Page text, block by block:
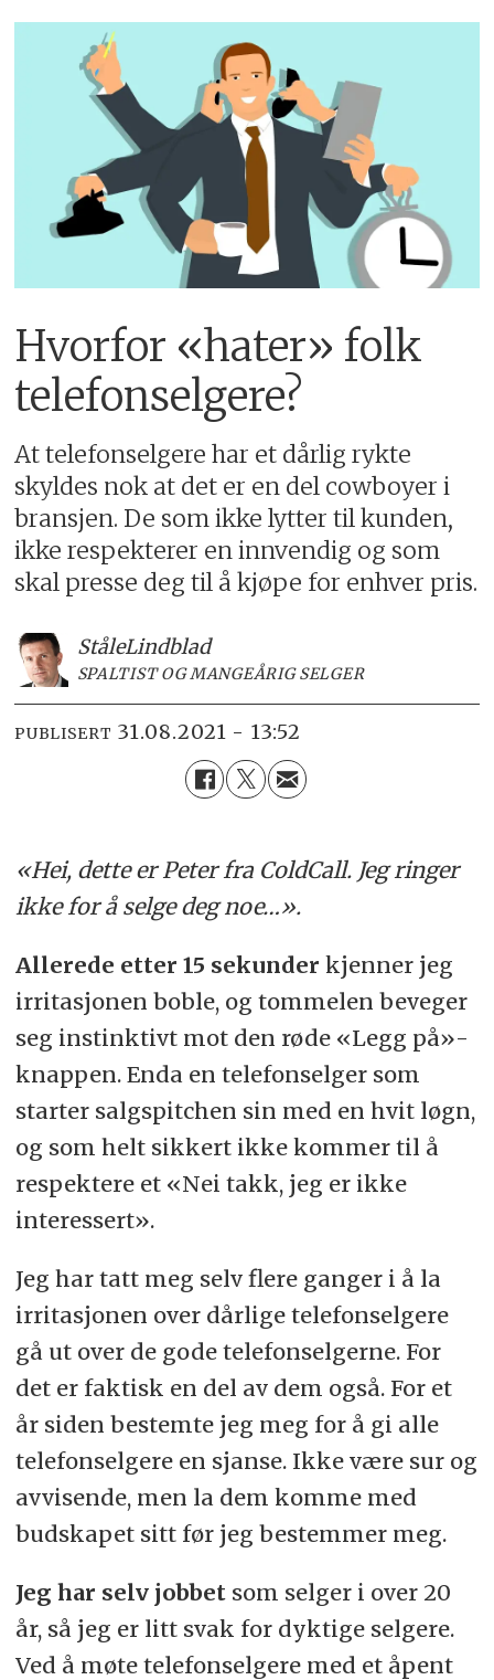
Hvorfor «hater» folk
telefonselgere?
At telefonselgere har et dårlig rykte
skyldes nok at det er en del cowboyer i
bransjen. De som ikke lytter til kunden,
ikke respekterer en innvendig og som
skal presse deg til å kjøpe for enhver pris.
StåleLindblad
SPALTIST OG MANGEÅRIG SELGER
PUBLISERT 31.08.2021 - 13:52
«Hei, dette er Peter fra ColdCall. Jeg ringer
ikke for å selge deg noe…».
Allerede etter 15 sekunder kjenner jeg
irritasjonen boble, og tommelen beveger
seg instinktivt mot den røde «Legg på»-
knappen. Enda en telefonselger som
starter salgspitchen sin med en hvit løgn,
og som helt sikkert ikke kommer til å
respektere et «Nei takk, jeg er ikke
interessert».
Jeg har tatt meg selv flere ganger i å la
irritasjonen over dårlige telefonselgere
gå ut over de gode telefonselgerne. For
det er faktisk en del av dem også. For et
år siden bestemte jeg meg for å gi alle
telefonselgere en sjanse. Ikke være sur og
avvisende, men la dem komme med
budskapet sitt før jeg bestemmer meg.
Jeg har selv jobbetsom selger i over 20
år, så jeg er litt svak for dyktige selgere.
Ved å møte telefonselgere med et åpent